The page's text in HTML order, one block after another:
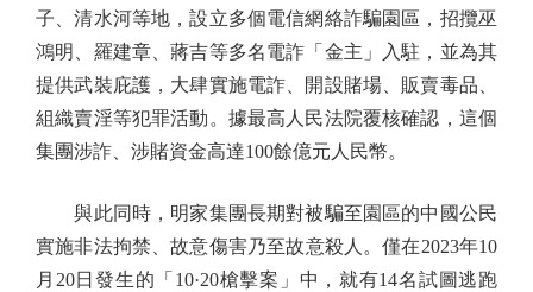
子、清水河等地，設立多個電信網絡詐騙園區，招攬巫
鴻明、羅建章、蔣吉等多名電詐「金主」入駐，並為其
提供武裝庇護，大肆實施電詐、開設賭場、販賣毒品、
組織賣淫等犯罪活動。據最高人民法院覆核確認，這個
集團涉詐、涉賭資金高達100餘億元人民幣。
與此同時，明家集團長期對被騙至園區的中國公民
實施非法拘禁、故意傷害乃至故意殺人。僅在2023年10
月20日發生的「10·20槍擊案」中，就有14名試圖逃跑